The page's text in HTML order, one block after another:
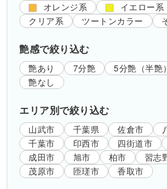
オレンジ系
イエロー系
クリア系
ツートンカラー
艶感で絞り込む
艶あり 7分艶 5分艶（半艶）
艶なし
エリア別で絞り込む
山武市 千葉県 佐倉市
千葉市
印西市 四街道市
成田市
旭市 柏市 習志
茂原市
匝瑳市 香取市